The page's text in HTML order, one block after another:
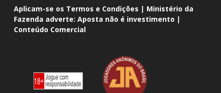
Aplicam-se os Termos e Condições | Ministério da
Fazenda adverte: Aposta não é investimento |
Conteúdo Comercial